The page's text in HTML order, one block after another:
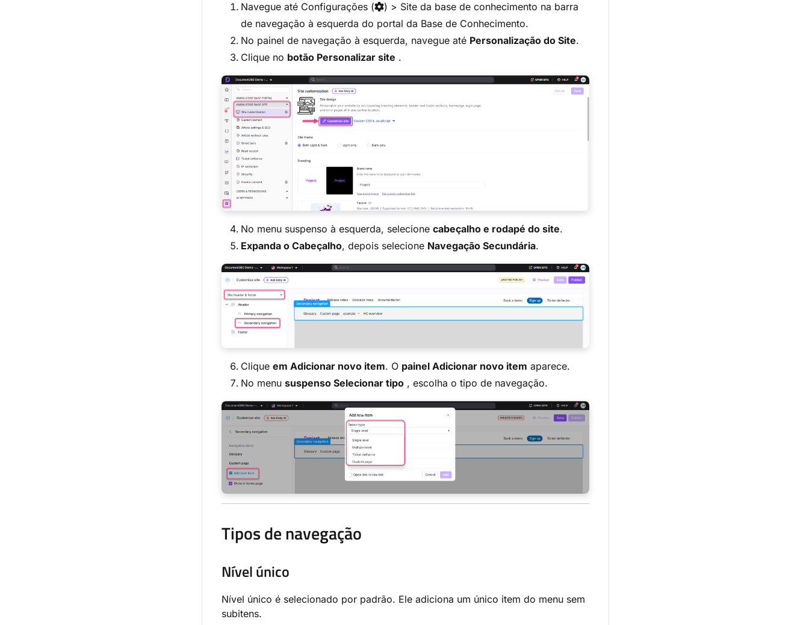
Navegue até Configurações ( ) > Site da base de conhecimento na barra
de navegação à esquerda do portal da Base de Conhecimento.
No painel de navegação à esquerda, navegue até Personalização do Site.
Clique no botão Personalizar site .
No menu suspenso à esquerda, selecione cabeçalho e rodapé do site.
Expanda o Cabeçalho, depois selecione Navegação Secundária.
Clique em Adicionar novo item. O painel Adicionar novo item aparece.
No menu suspenso Selecionar tipo , escolha o tipo de navegação.
Tipos de navegação
Nível único
Nível único é selecionado por padrão. Ele adiciona um único item do menu sem
subitens.